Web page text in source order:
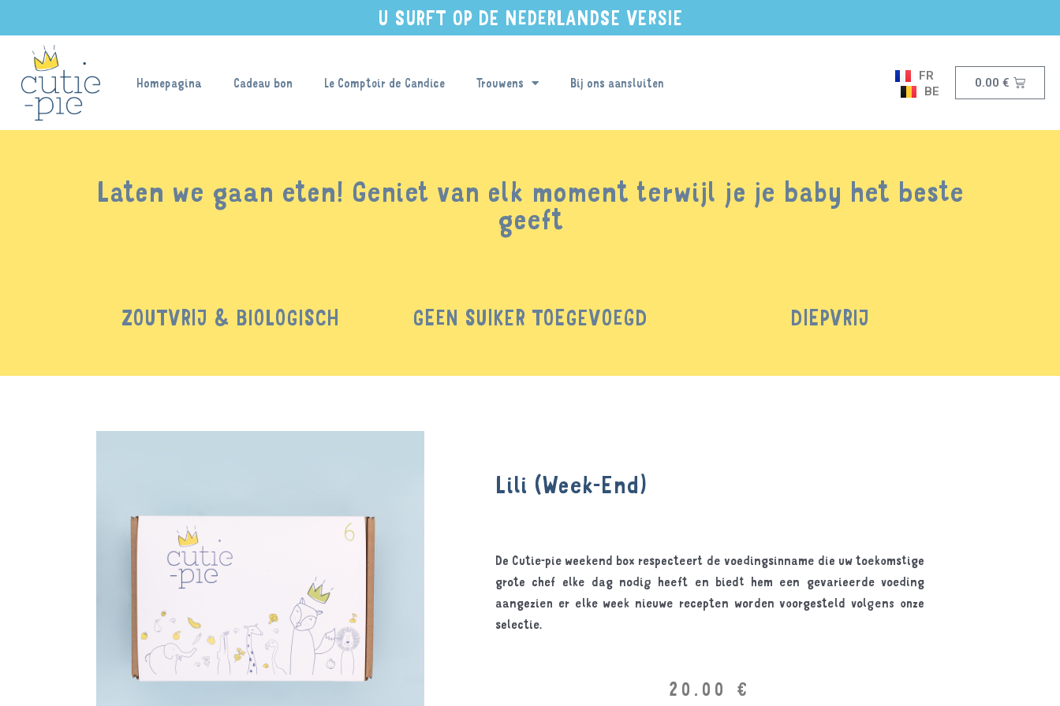
U SURFT OP DE NEDERLANDSE VERSIE
Homepagina Cadeau bon Le Comptoir de Candice Trouwens Bij ons aansluiten
FR
BE
0.00€
Laten we gaan eten! Geniet van elk moment terwijl je je baby het beste
geeft
ZOUTVRIJ & BIOLOGISCH GEEN SUIKER TOEGEVOEGD DIEPVRIJ
Lili (Week-End)
De Cutie-pie weekend box respecteert de voedingsinname die uw toekomstige
grote chef elke dag nodig heeft en biedt hem een gevarieerde voeding
aangezien er elke week nieuwe recepten worden voorgesteld volgens onze
selectie.
20.00 €